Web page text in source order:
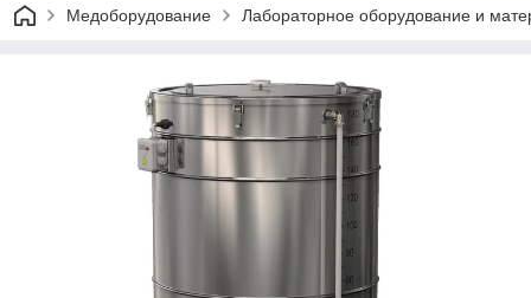
Медоборудование Лабораторное оборудование и